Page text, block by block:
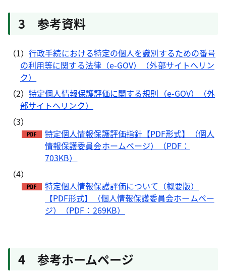
3 参考資料
（1）行政手続における特定の個人を識別するための番号
の利用等に関する法律（e-GOV）（外部サイトへリン
ク）
（2）特定個人情報保護評価に関する規則（e-GOV）（外
部サイトへリンク）
（3）
特定個人情報保護評価指針【PDF形式】（個人
情報保護委員会ホームページ）（PDF：
703KB）
（4）
特定個人情報保護評価について（概要版）
【PDF形式】（個人情報保護委員会ホームペー
ジ）（PDF：269KB）
4 参考ホームページ